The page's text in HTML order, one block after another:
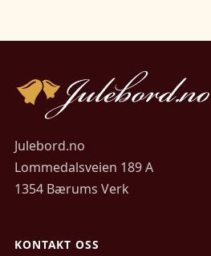
Julebord.no
Lommedalsveien 189 A
1354 Bærums Verk
KONTAKT OSS